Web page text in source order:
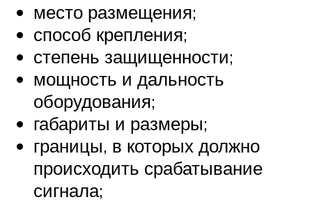
место размещения;
способ крепления;
степень защищенности;
мощность и дальность
оборудования;
габариты и размеры;
границы, в которых должно
происходить срабатывание
сигнала;